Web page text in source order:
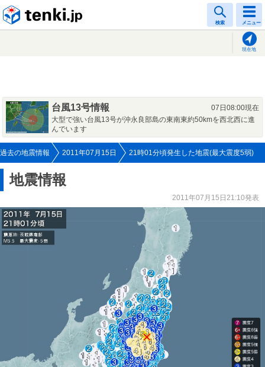
検索 メニュー
現在地
台風13号情報
07日08:00現在
大型で強い台風13号が沖永良部島の東南東約50kmを西北西に進
んでいます
過去の地震情報 2011年07月15日 21時01分頃発生した地震(最大震度5弱)
地震情報
2011年07月15日21:10発表